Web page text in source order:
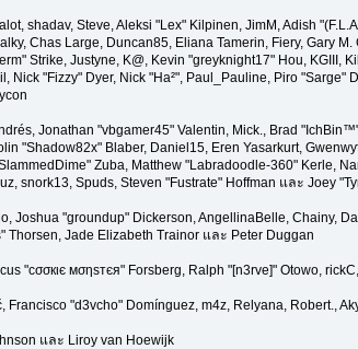
shadav, Steve, Aleksi "Lex" Kilpinen, JimM, Adish
Chas Large, Duncan85, Eliana Tamerin, Fiery, Gary
Strike, Justyne, K@, Kevin "greyknight17" Hou, KGIII,
Nick "Fizzy" Dyer, Nick "Ha²", Paul_Pauline, Piro "Sarge"
Jonathan "vbgamer45" Valentin, Mick., Brad
"Shadow82x" Blaber, Daniel15, Eren Yasarkurt,
Zuba, Matthew "Labradoodle-360" Kerle,
snork13, Spuds, Steven "Fustrate" Hoffman และ Joey
Joshua "groundup" Dickerson, AngellinaBelle, Chainy,
Thorsen, Jade Elizabeth Trainor และ Peter Duggan
"cσσкιє мσηѕтєя" Forsberg, Ralph "[n3rve]" Otowo,
Francisco "d3vcho" Domínguez, m4z, Relyana, Robert.,
และ Liroy van Hoewijk